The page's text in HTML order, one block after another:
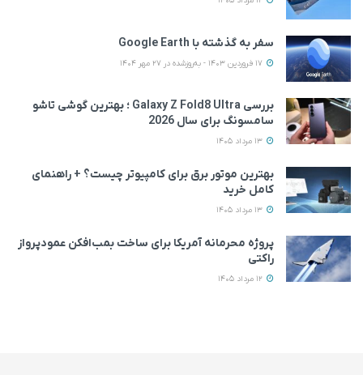
سفر به گذشته با Google Earth
بررسی Galaxy Z Fold8 Ultra ؛ بهترین گوشی تاشو
سامسونگ برای سال 2026
بهترین موتور برق برای کامپیوتر چیست؟ + راهنمای
کامل خرید
پروژه محرمانه آمریکا برای ساخت بمب‌افکن عمودپرواز
راکتی